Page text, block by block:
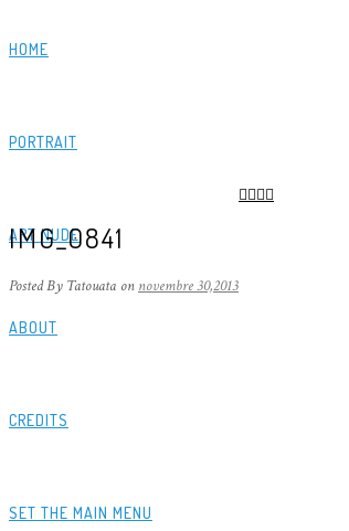
HOME
PORTRAIT
ART NUDE
ABOUT
CREDITS
SET THE MAIN MENU
IMG_0841
Posted By Tatouata on novembre 30,2013